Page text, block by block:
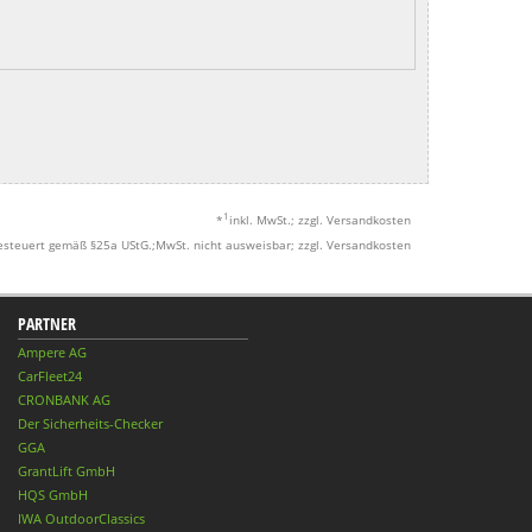
* 1 inkl. MwSt.; zzgl. Versandkosten
gemäß §25a UStG.;MwSt. nicht ausweisbar; zzgl. Versandkosten
PARTNER
Ampere AG
CarFleet24
CRONBANK AG
Der Sicherheits-Checker
GGA
GrantLift GmbH
HQS GmbH
IWA OutdoorClassics